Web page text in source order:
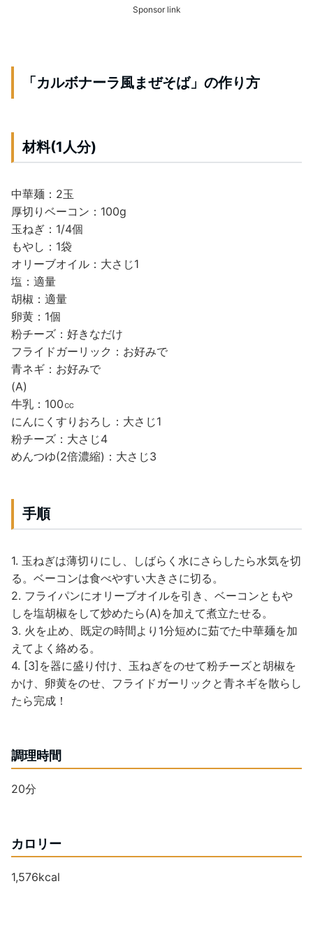
Sponsor link
「カルボナーラ風まぜそば」の作り方
材料(1人分)
中華麺：2玉
厚切りベーコン：100g
玉ねぎ：1/4個
もやし：1袋
オリーブオイル：大さじ1
塩：適量
胡椒：適量
卵黄：1個
粉チーズ：好きなだけ
フライドガーリック：お好みで
青ネギ：お好みで
(A)
牛乳：100㏄
にんにくすりおろし：大さじ1
粉チーズ：大さじ4
めんつゆ(2倍濃縮)：大さじ3
手順
1. 玉ねぎは薄切りにし、しばらく水にさらしたら水気を切
る。ベーコンは食べやすい大きさに切る。
2. フライパンにオリーブオイルを引き、ベーコンともや
しを塩胡椒をして炒めたら(A)を加えて煮立たせる。
3. 火を止め、既定の時間より1分短めに茹でた中華麺を加
えてよく絡める。
4. [3]を器に盛り付け、玉ねぎをのせて粉チーズと胡椒を
かけ、卵黄をのせ、フライドガーリックと青ネギを散らし
たら完成！
調理時間
20分
カロリー
1,576kcal